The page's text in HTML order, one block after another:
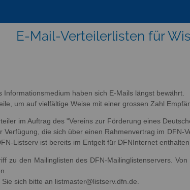
E-Mail-Verteilerlisten für
haben sich E-Mails längst bewährt.
um auf vielfältige Weise mit einer grossen Zahl
im Auftrag des "Vereins zur Förderung eines
Verfügung, die sich über einen Rahmenvertrag im
Listserv ist bereits im Entgelt für DFNInternet
zu den Mailinglisten des DFN-Mailinglistenservers.
sich bitte an listmaster@listserv.dfn.de.